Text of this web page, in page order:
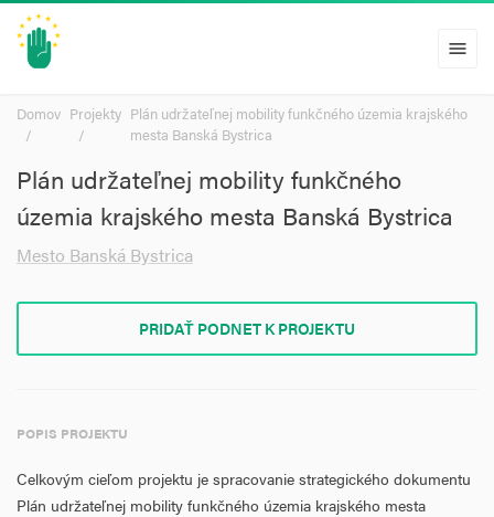
menu
Domov Projekty Plán udržateľnej mobility funkčného územia krajského
mesta Banská Bystrica
Plán udržateľnej mobility funkčného
územia krajského mesta Banská Bystrica
Mesto Banská Bystrica
PRIDAŤ PODNET K PROJEKTU
POPIS PROJEKTU
Celkovým cieľom projektu je spracovanie strategického dokumentu
Plán udržateľnej mobility funkčného územia krajského mesta